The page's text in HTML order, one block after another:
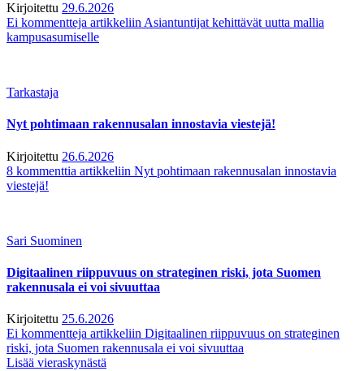
Kirjoitettu 29.6.2026
Ei kommentteja artikkeliin Asiantuntijat kehittävät uutta mallia
kampusasumiselle
Tarkastaja
Nyt pohtimaan rakennusalan innostavia viestejä!
Kirjoitettu 26.6.2026
8 kommenttia artikkeliin Nyt pohtimaan rakennusalan innostavia
viestejä!
Sari Suominen
Digitaalinen riippuvuus on strateginen riski, jota Suomen
rakennusala ei voi sivuuttaa
Kirjoitettu 25.6.2026
Ei kommentteja artikkeliin Digitaalinen riippuvuus on strateginen
riski, jota Suomen rakennusala ei voi sivuuttaa
Lisää vieraskynästä